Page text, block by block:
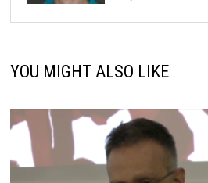
YOU MIGHT ALSO LIKE